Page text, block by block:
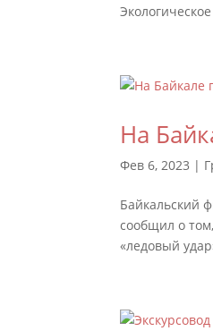
На
Фев 6, 2023 |
Байкальский
сообщил о
«ледовый